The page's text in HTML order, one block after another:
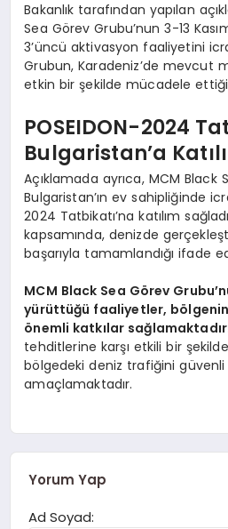
Bakanlık tarafından yapılan
Sea Görev Grubu’nun 3-13
3’üncü aktivasyon faaliyetini
Grubun, Karadeniz’de mevcut
etkin bir şekilde mücadele ettiği
POSEIDON-2024
Bulgaristan’a
Açıklamada ayrıca, MCM Black
Bulgaristan’ın ev sahipliğinde
2024 Tatbikatı’na katılım
kapsamında, denizde
başarıyla tamamlandığı ifade
MCM Black Sea Görev
yürüttüğü faaliyetler,
önemli katkılar
tehditlerine karşı etkili bir
bölgedeki deniz trafiğini
amaçlamaktadır.
Yorum Yap
Ad Soyad: